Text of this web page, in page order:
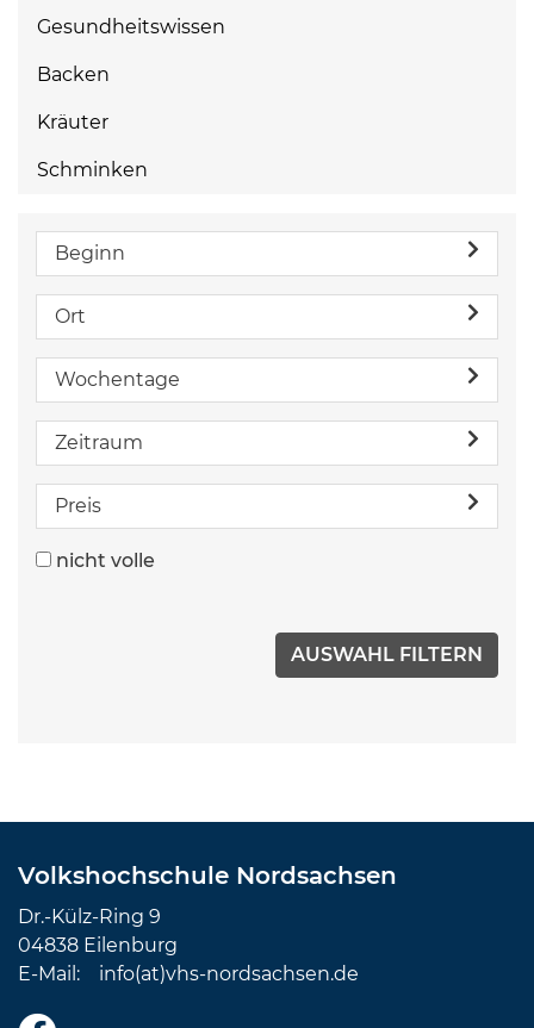
Gesundheitswissen
Backen
Kräuter
Schminken
Beginn
Ort
Wochentage
Zeitraum
Preis
nicht volle
Volkshochschule Nordsachsen
Dr.-Külz-Ring 9
04838 Eilenburg
E-Mail: info(at)vhs-nordsachsen.de